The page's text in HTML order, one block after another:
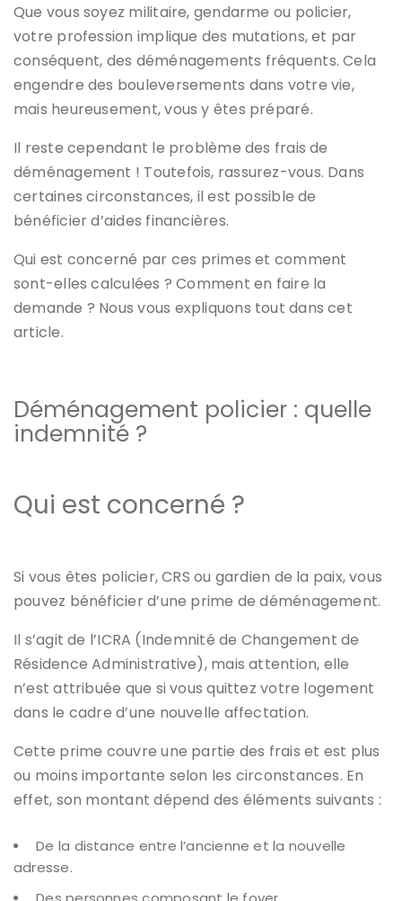
Que vous soyez militaire, gendarme ou policier,
votre profession implique des mutations, et par
conséquent, des déménagements fréquents.Cela
engendre des bouleversements dans votre vie,
mais heureusement, vous y êtes préparé.
Il reste cependant le problème des frais de
déménagement ! Toutefois, rassurez-vous. Dans
certaines circonstances, il est possible de
bénéficier d’aides financières.
Qui est concerné par ces primes et comment
sont-elles calculées ? Comment en faire la
demande ? Nous vous expliquons tout dans cet
article.
Déménagement policier : quelle
indemnité ?
Qui est concerné ?
Si vous êtes policier, CRS ou gardien de la paix, vous
pouvez bénéficier d’une prime de déménagement.
Il s’agit de l’ICRA (Indemnité de Changement de
Résidence Administrative), mais attention, elle
n’est attribuée que si vous quittez votre logement
dans le cadre d’une nouvelle affectation.
Cette prime couvre une partie des frais et est plus
ou moins importante selon les circonstances. En
effet, son montant dépend des éléments suivants :
De la distance entre l’ancienne et la nouvelle
adresse.